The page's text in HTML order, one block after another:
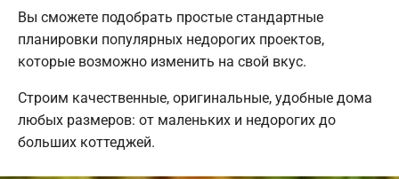
Вы сможете подобрать простые стандартные
планировки популярных недорогих проектов,
которые возможно изменить на свой вкус.
Строим качественные, оригинальные, удобные дома
любых размеров: от маленьких и недорогих до
больших коттеджей.